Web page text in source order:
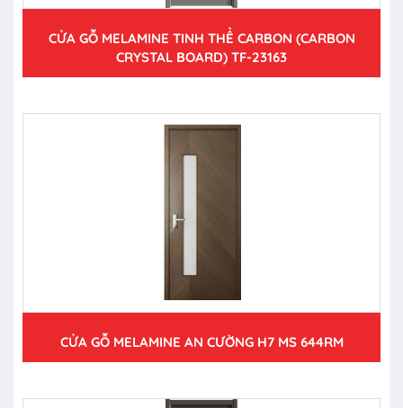
CỬA GỖ MELAMINE TINH THỂ CARBON (CARBON
CRYSTAL BOARD) TF-23163
CỬA GỖ MELAMINE AN CƯỜNG H7 MS 644RM